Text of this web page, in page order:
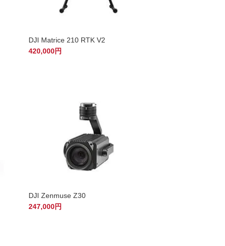
DJI Matrice 210 RTK V2
420,000円
DJI Zenmuse Z30
247,000円